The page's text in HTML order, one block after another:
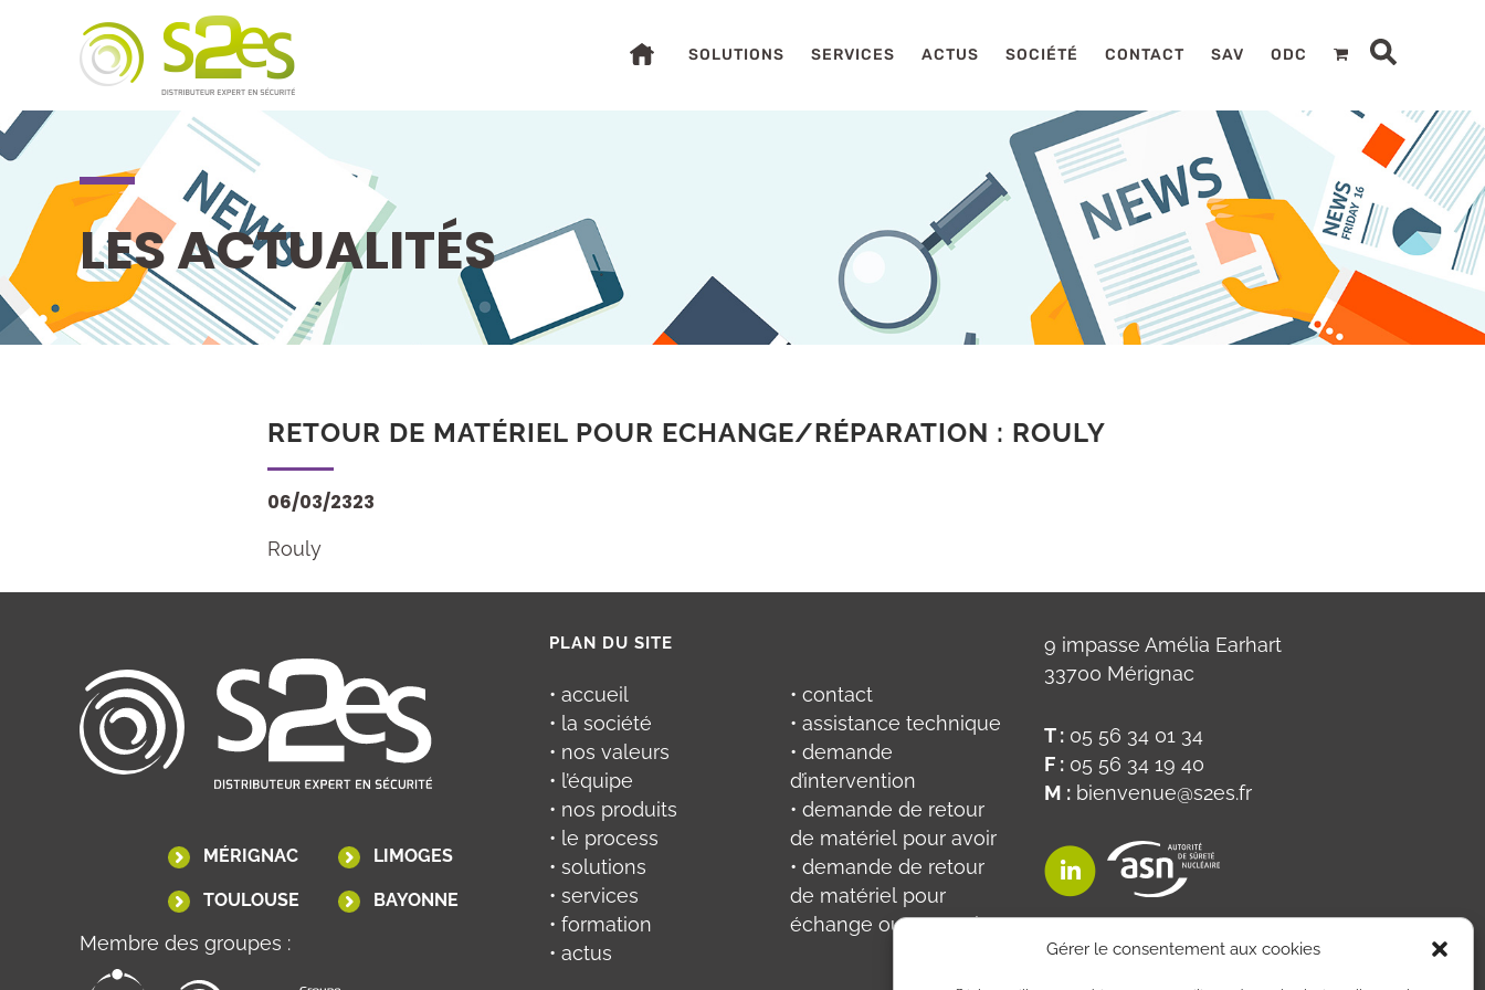
Gérer le consentement aux cookies
SOLUTIONS SERVICES ACTUS SOCIÉTÉ CONTACT SAV ODC
LES ACTUALITÉS
RETOUR DE MATÉRIEL POUR ECHANGE/RÉPARATION : ROULY
06/03/2323
Rouly
MÉRIGNAC LIMOGES
TOULOUSE BAYONNE
Membre des groupes :
PLAN DU SITE
• accueil
• la société
• nos valeurs
• l’équipe
• nos produits
• le process
• solutions
• services
• formation
• actus
• contact
• assistance technique
• demande
d’intervention
• demande de retour
de matériel pour avoir
• demande de retour
de matériel pour
échange ou réparation
9 impasse Amélia Earhart
33700 Mérignac
T : 05 56 34 01 34
F : 05 56 34 19 40
M :bienvenue@s2es.fr